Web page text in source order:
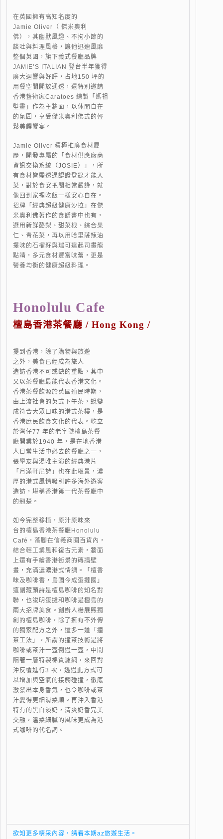
在英國擁有高知名度的
Jamie Oliver（ 傑米奧利
佛），其幽默風趣、不拘小節的
談吐與料理風格，讓他迅速風靡
整個英國，旗下義式餐廳品牌
JAMIE’S ITALIAN 登台半年獲得
廣大迴響與好評，占地150 坪的
用餐空間開放通透，還特別邀請
香港藝術家Caratoes 繪製「媽祖
壁畫」作為主牆面，以休閒自在
的氛圍，享受傑米奧利佛式的輕
鬆美饌饗宴。
Jamie Oliver 積極推廣食材履
歷，開發專屬的「食材供應廠商
資訊交換系統（JOSIE）」，所
有食材皆需透過認證登錄才能入
菜，對於食安把關相當嚴謹，就
像回到家裡吃飯一樣安心自在。
招牌「經典超級健康沙拉」在傑
米奧利佛著作的食譜書中也有，
選用新鮮酪梨、甜菜根、綜合果
仁、青花菜，再以用哈里薩辣油
提味的石榴籽與瑞可達起司畫龍
點睛，多元食材豐富味蕾，更是
營養均衡的健康超級料理。
Honolulu Cafe
檀島香港茶餐廳 / Hong Kong /
提到香港，除了購物與旅遊
之外，美食已經成為旅人
造訪香港不可或缺的重點，其中
又以茶餐廳最能代表香港文化。
香港茶餐飲源於英國殖民時期，
由上流社會的英式下午茶，蛻變
成符合大眾口味的港式茶樓，是
香港庶民飲食文化的代表。屹立
於灣仔77 年的老字號檀島茶餐
廳開業於1940 年，是在地香港
人日常生活中必去的餐廳之一，
張學友與湯唯主演的經典港片
「月滿軒尼詩」也在此取景，濃
厚的港式風情吸引許多海外遊客
造訪，堪稱香港第一代茶餐廳中
的翹楚。
如今完整移植，原汁原味來
台的檀島香港茶餐廳Honolulu
Café，落腳在信義商圈百貨內，
結合輕工業風和復古元素，牆面
上還有手繪香港街景的磚牆壁
畫，充滿濃濃港式情調。「檀香
味及咖啡香，島國今成蛋撻國」
這副藏頭詩是檀島咖啡的知名對
聯，也說明蛋撻和咖啡是檀島的
兩大招牌美食。創辦人楊展熙獨
創的檀島咖啡，除了擁有不外傳
的獨家配方之外，還多一道「撞
茶工法」，所謂的撞茶技術是將
咖啡或茶汁一壺倒過一壺，中間
隔著一層特製棉質濾網，來回對
沖反覆進行3 次，透過此方式可
以增加與空氣的接觸碰撞，徹底
激發出本身香氣，也令咖啡或茶
汁變得更細滑柔順。再沖入香港
特有的黑白淡奶，清爽奶香完美
交融，溫柔細膩的風味更成為港
式咖啡的代名詞。
欲知更多精采內容，請看本期az旅遊生活。